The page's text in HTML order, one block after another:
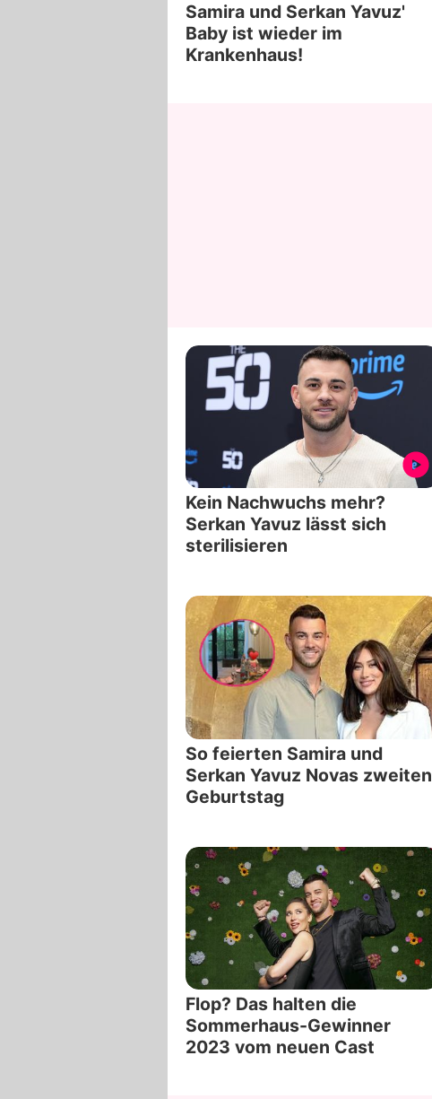
Samira und Serkan Yavuz'
Baby ist wieder im
Krankenhaus!
Kein Nachwuchs mehr?
Serkan Yavuz lässt sich
sterilisieren
So feierten Samira und
Serkan Yavuz Novas zweiten
Geburtstag
Flop? Das halten die
Sommerhaus-Gewinner
2023 vom neuen Cast